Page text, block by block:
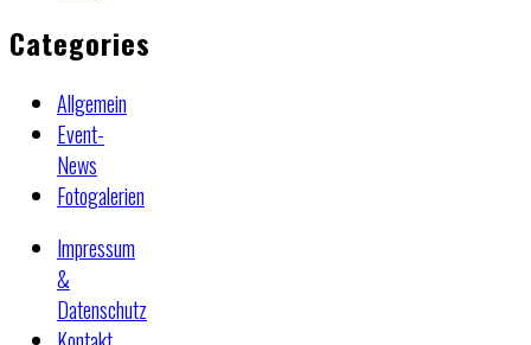
Categories
Allgemein
Event-
News
Fotogalerien
Impressum
&
Datenschutz